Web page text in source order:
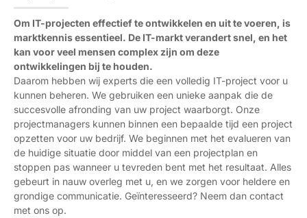
Om IT-projecten effectief te ontwikkelen en uit te voeren, is
marktkennis essentieel. De IT-markt verandert snel, en het
kan voor veel mensen complex zijn om deze
ontwikkelingen bij te houden.
Daarom hebben wij experts die een volledig IT-project voor u
kunnen beheren. We gebruiken een unieke aanpak die de
succesvolle afronding van uw project waarborgt. Onze
projectmanagers kunnen binnen een bepaalde tijd een project
opzetten voor uw bedrijf. We beginnen met het evalueren van
de huidige situatie door middel van een projectplan en
stoppen pas wanneer u tevreden bent met het resultaat. Alles
gebeurt in nauw overleg met u, en we zorgen voor heldere en
grondige communicatie. Geïnteresseerd? Neem dan contact
met ons op.